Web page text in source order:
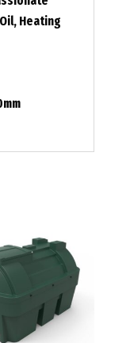
Heating